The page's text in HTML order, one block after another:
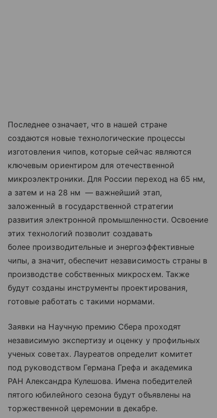
Последнее означает, что в нашей стране
создаются новые технологические процессы
изготовления чипов, которые сейчас являются
ключевым ориентиром для отечественной
микроэлектроники. Для России переход на 65 нм,
а затем и на 28 нм — важнейший этап,
заложенный в государственной стратегии
развития электронной промышленности. Освоение
этих технологий позволит создавать
более производительные и энергоэффективные
чипы, а значит, обеспечит независимость страны в
производстве собственных микросхем. Также
будут созданы инструменты проектирования,
готовые работать с такими нормами.
Заявки на Научную премию Сбера проходят
независимую экспертизу и оценку у профильных
ученых советах. Лауреатов определит комитет
под руководством Германа Грефа и академика
РАН Александра Кулешова. Имена победителей
пятого юбилейного сезона будут объявлены на
торжественной церемонии в декабре.